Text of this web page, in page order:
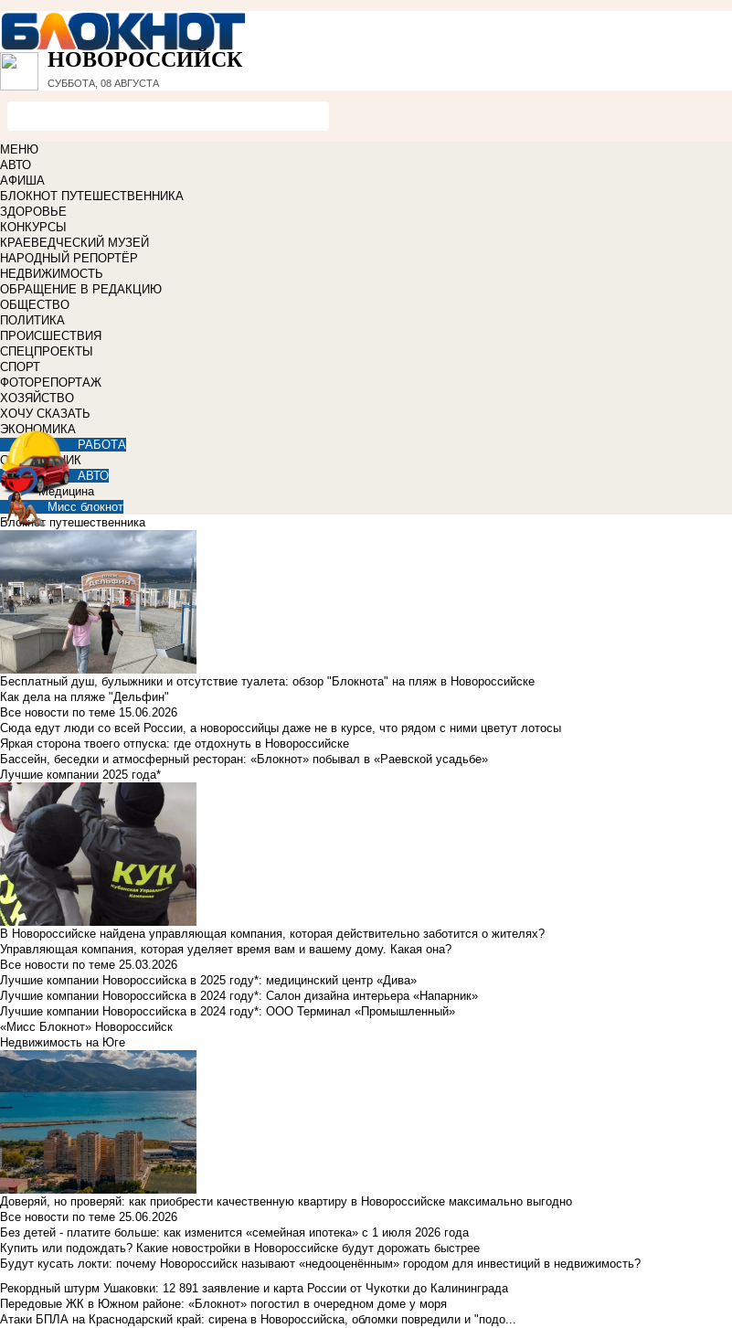
НОВОРОССИЙСК
СУББОТА, 08 АВГУСТА
МЕНЮ
АВТО
АФИША
БЛОКНОТ ПУТЕШЕСТВЕННИКА
ЗДОРОВЬЕ
КОНКУРСЫ
КРАЕВЕДЧЕСКИЙ МУЗЕЙ
НАРОДНЫЙ РЕПОРТЁР
НЕДВИЖИМОСТЬ
ОБРАЩЕНИЕ В РЕДАКЦИЮ
ОБЩЕСТВО
ПОЛИТИКА
ПРОИСШЕСТВИЯ
СПЕЦПРОЕКТЫ
СПОРТ
ФОТОРЕПОРТАЖ
ХОЗЯЙСТВО
ХОЧУ СКАЗАТЬ
ЭКОНОМИКА
РАБОТА
СПРАВОЧНИК
АВТО
Медицина
Мисс блокнот
Блокнот путешественника
Бесплатный душ, булыжники и отсутствие туалета: обзор "Блокнота" на пляж в Новороссийске
Как дела на пляже "Дельфин"
Все новости по теме 15.06.2026
Сюда едут люди со всей России, а новороссийцы даже не в курсе, что рядом с ними цветут лотосы
Яркая сторона твоего отпуска: где отдохнуть в Новороссийске
Бассейн, беседки и атмосферный ресторан: «Блокнот» побывал в «Раевской усадьбе»
Лучшие компании 2025 года*
В Новороссийске найдена управляющая компания, которая действительно заботится о жителях?
Управляющая компания, которая уделяет время вам и вашему дому. Какая она?
Все новости по теме 25.03.2026
Лучшие компании Новороссийска в 2025 году*: медицинский центр «Дива»
Лучшие компании Новороссийска в 2024 году*: Салон дизайна интерьера «Напарник»
Лучшие компании Новороссийска в 2024 году*: ООО Терминал «Промышленный»
«Мисс Блокнот» Новороссийск
Недвижимость на Юге
Доверяй, но проверяй: как приобрести качественную квартиру в Новороссийске максимально выгодно
Все новости по теме 25.06.2026
Без детей - платите больше: как изменится «семейная ипотека» с 1 июля 2026 года
Купить или подождать? Какие новостройки в Новороссийске будут дорожать быстрее
Будут кусать локти: почему Новороссийск называют «недооценённым» городом для инвестиций в недвижимость?
Рекордный штурм Ушаковки: 12 891 заявление и карта России от Чукотки до Калининграда
Передовые ЖК в Южном районе: «Блокнот» погостил в очередном доме у моря
Атаки БПЛА на Краснодарский край: сирена в Новороссийска, обломки повредили и "подо...